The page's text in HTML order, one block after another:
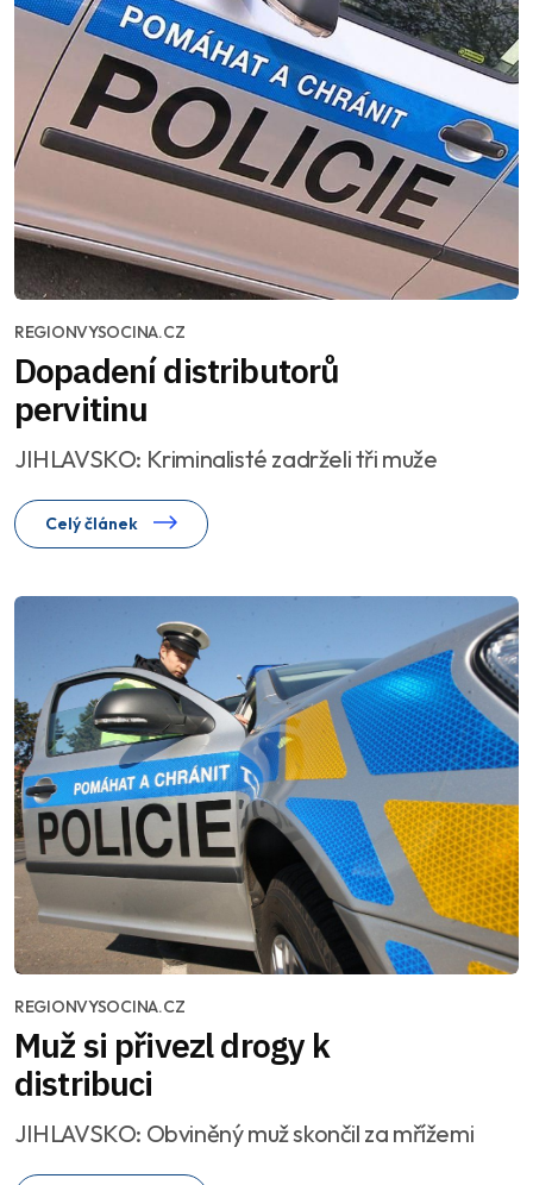
REGIONVYSOCINA.CZ
Dopadení distributorů
pervitinu
JIHLAVSKO: Kriminalisté zadrželi tři muže
Celý článek
REGIONVYSOCINA.CZ
Muž si přivezl drogy k
distribuci
JIHLAVSKO: Obviněný muž skončil za mřížemi